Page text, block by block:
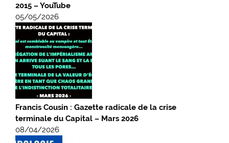
2015 – YouTube
05/05/2026
Francis Cousin : Gazette radicale de la crise
terminale du Capital – Mars 2026
08/04/2026